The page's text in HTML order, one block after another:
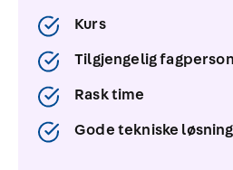
Kurs
Tilgjengelig
Rask time
Gode tekniske